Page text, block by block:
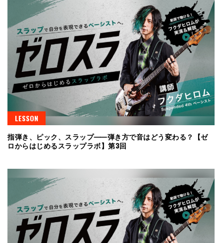
LESSON
指弾き、ピック、スラップ⸺弾き方で音はどう変わる？【ゼ
ロからはじめるスラップラボ】第3回